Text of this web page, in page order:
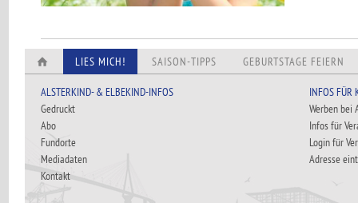
LIES MICH! SAISON-TIPPS GEBURTSTAGE FEIERN
ALSTERKIND- & ELBEKIND-INFOS
Gedruckt
Abo
Fundorte
Mediadaten
Kontakt
INFOS FÜR
Werben bei
Infos für
Login für
Adresse